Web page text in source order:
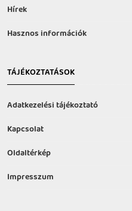
Hírek
Hasznos információk
TÁJÉKOZTATÁSOK
Adatkezelési tájékoztató
Kapcsolat
Oldaltérkép
Impresszum